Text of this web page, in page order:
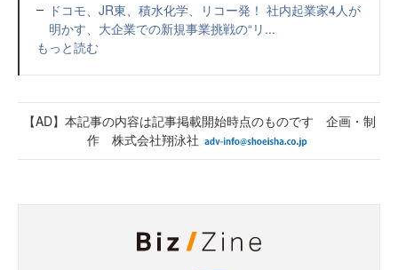
ドコモ、JR東、積水化学、リコー発！ 社内起業家4人が
明かす、大企業での新規事業挑戦の“リ...
もっと読む
【AD】本記事の内容は記事掲載開始時点のものです 企画・制
作 株式会社翔泳社